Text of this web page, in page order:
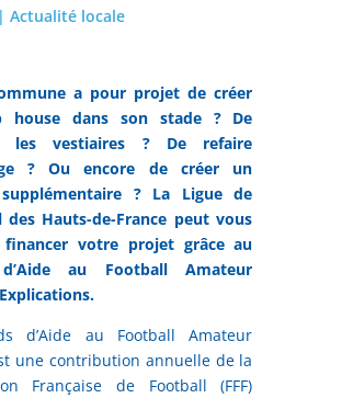
Actualité locale
a pour projet de créer
house dans son stade ? De
les vestiaires ? De refaire
? Ou encore de créer un
? La Ligue de
des Hauts-de-France peut vous
votre projet grâce au
au Football Amateur
d’Aide au Football Amateur
une contribution annuelle de la
Française de Football (FFF)